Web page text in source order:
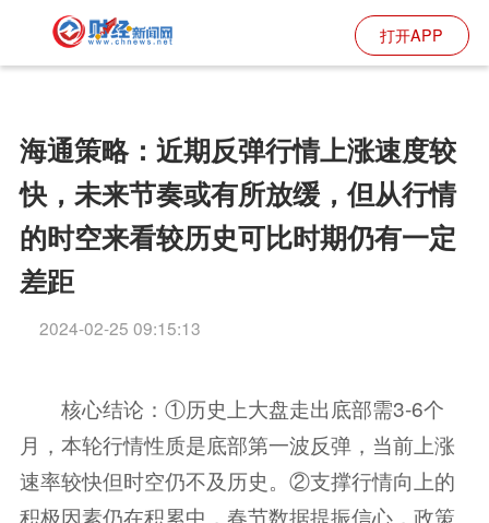
打开APP
海通策略：近期反弹行情上涨速度较
快，未来节奏或有所放缓，但从行情
的时空来看较历史可比时期仍有一定
差距
2024-02-25 09:15:13
核心结论：①历史上大盘走出底部需3-6个
月，本轮行情性质是底部第一波反弹，当前上涨
速率较快但时空仍不及历史。②支撑行情向上的
积极因素仍在积累中，春节数据提振信心，政策